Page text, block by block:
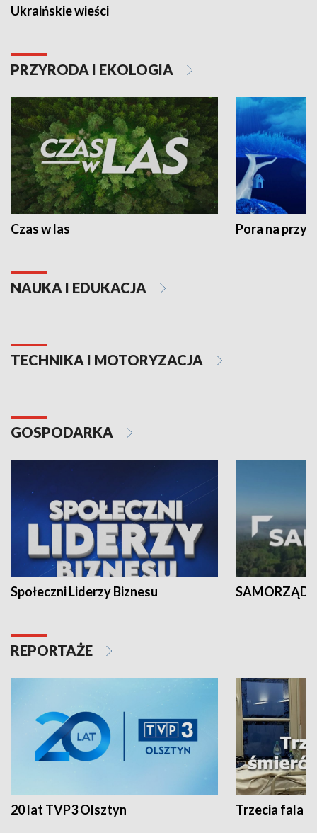
Ukraińskie wieści
PRZYRODA I EKOLOGIA
Czas w las Pora na
NAUKA I EDUKACJA
TECHNIKA I MOTORYZACJA
GOSPODARKA
Społeczni Liderzy Biznesu SAMORZĄD
REPORTAŻE
20 lat TVP3 Olsztyn Trzecia fala -